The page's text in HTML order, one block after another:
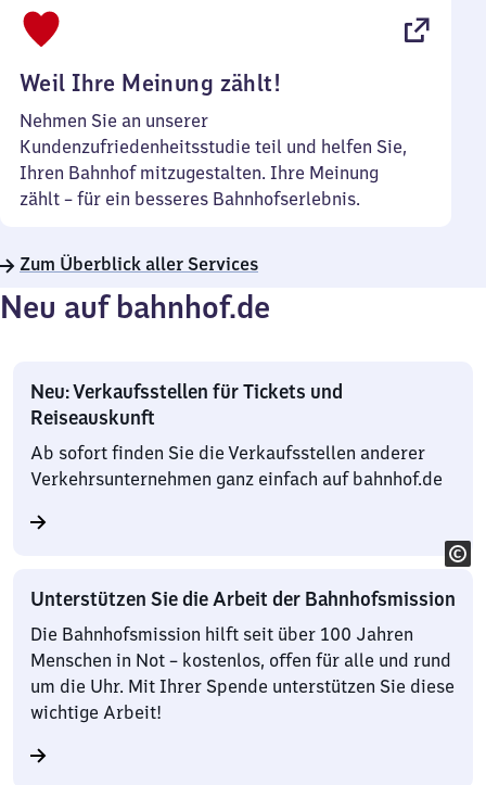
Weil Ihre Meinung zählt!
Nehmen Sie an unserer
Kundenzufriedenheitsstudie teil und helfen Sie,
Ihren Bahnhof mitzugestalten. Ihre Meinung
zählt – für ein besseres Bahnhofserlebnis.
Zum Überblick aller Services
Neu auf bahnhof.de
Neu: Verkaufsstellen für Tickets und
Reiseauskunft
Ab sofort finden Sie die Verkaufsstellen anderer
Verkehrsunternehmen ganz einfach auf bahnhof.de
Unterstützen Sie die Arbeit der Bahnhofsmission
Die Bahnhofsmission hilft seit über 100 Jahren
Menschen in Not – kostenlos, offen für alle und rund
um die Uhr. Mit Ihrer Spende unterstützen Sie diese
wichtige Arbeit!